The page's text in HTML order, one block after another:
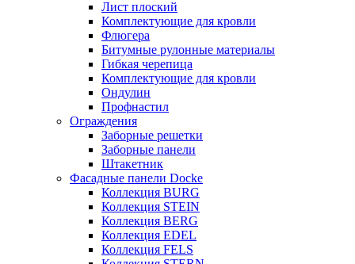
Лист плоский
Комплектующие для кровли
Флюгера
Битумные рулонные материалы
Гибкая черепица
Комплектующие для кровли
Ондулин
Профнастил
Ограждения
Заборные решетки
Заборные панели
Штакетник
Фасадные панели Docke
Коллекция BURG
Коллекция STEIN
Коллекция BERG
Коллекция EDEL
Коллекция FELS